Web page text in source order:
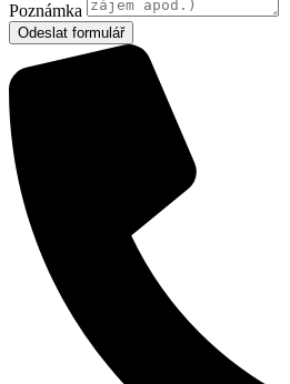
Poznámka
Odeslat formulář